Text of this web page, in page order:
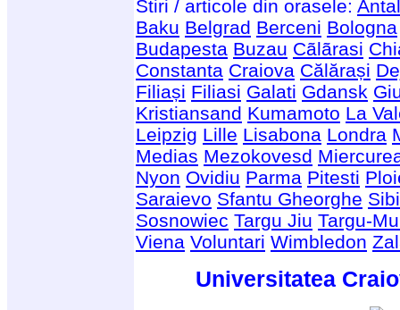
Stiri / articole din orasele:
Baku Belgrad Berceni Bologna
Budapesta Buzau Cãlãrasi
Constanta Craiova Călărași
Filiași Filiasi Galati Gdansk
Kristiansand Kumamoto La
Leipzig Lille Lisabona Londra
Medias Mezokovesd
Nyon Ovidiu Parma Pitesti
Saraievo Sfantu Gheorghe
Sosnowiec Targu Jiu Targu-
Viena Voluntari Wimbledon
Universitatea